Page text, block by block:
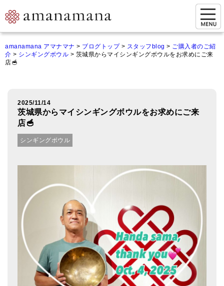
マイページ
ご来店&購入
オンライン相談&購入
シンギングボウル講座
カートを見る
商品一覧
アマナマナのシンギングボウル
チベット・シンギングボウル
新・鍛造スペシャル
amanamana アマナマナ > ブログトップ> スタッフblog > ご購入者のご紹
介 > シンギングボウル > 茨城県からマイシンギングボウルをお求めにご来
店🥣
2025/11/14
茨城県からマイシンギングボウルをお求めにご来
店🥣
シンギングボウル